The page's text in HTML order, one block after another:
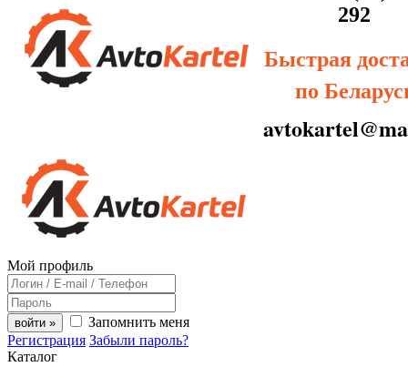
292
Быстрая
по
Мой профиль
войти »
Запомнить меня
Регистрация Забыли пароль?
Каталог